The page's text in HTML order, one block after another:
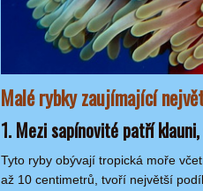
Malé rybky zaujímající
1. Mezi sapínovité patří
Tyto ryby obývají tropická moře
až 10 centimetrů, tvoří největší